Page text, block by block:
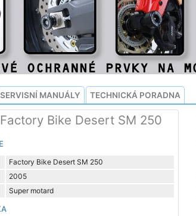
SERVISNÍ MANUÁLY TECHNICKÁ PORADNA
Bike Desert SM 250
Factory Bike Desert SM 250
2005
Super motard